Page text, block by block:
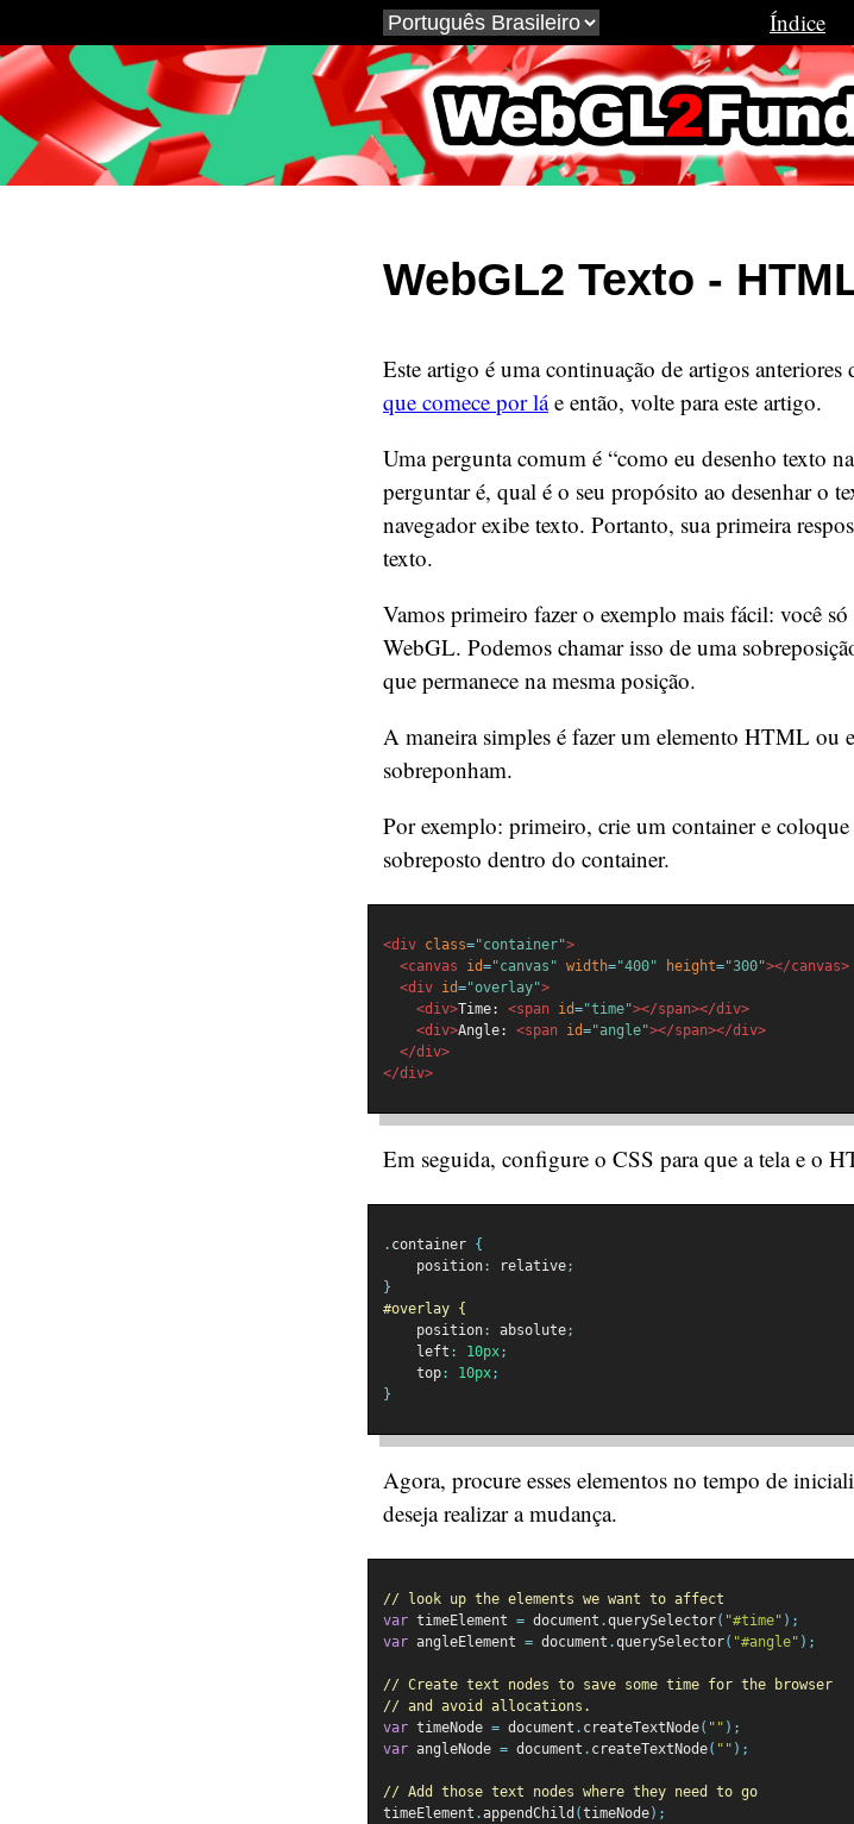
Índice
WebGL2 Texto -
Este artigo é uma continuação de artigos
que comece por láe então, volte para este artigo.
Uma pergunta comum é “como eu desenho texto
perguntar é, qual é o seu propósito ao desenhar o
navegador exibe texto. Portanto, sua primeira
texto.
Vamos primeiro fazer o exemplo mais fácil: você
WebGL. Podemos chamar isso de uma
que permanece na mesma posição.
A maneira simples é fazer um elemento HTML ou
sobreponham.
Por exemplo: primeiro, crie um container e
sobreposto dentro do container.
<div class="container">
<canvas
id="canvas" width="400" height="300"></canvas>
<div id="overlay">
<div>Time: <span id="time"></span></div>
<div>Angle: <span id="angle"></span></div>
</div>
</div>
Em seguida, configure o CSS para que a tela e o
. container {
    position
: relative;
}
#overlay {
    position
: absolute;
    left
: 10px;
    top
: 10px;
}
Agora, procure esses elementos no tempo de
deseja realizar a mudança.
// look up the elements we want to affect
var timeElement = document .querySelector( "#time" );
var angleElement = document .querySelector( "#angle" );
// Create text nodes to save some time for the browser
// and avoid allocations.
var timeNode = document . createTextNode( "" );
var angleNode = document . createTextNode( "" );
// Add those text nodes where they need to go
timeElement .appendChild (timeNode);